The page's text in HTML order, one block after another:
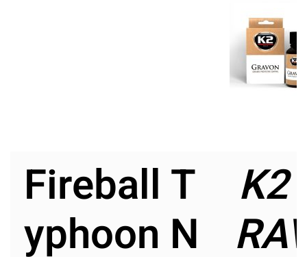
Fireball T
yphoon N
K2